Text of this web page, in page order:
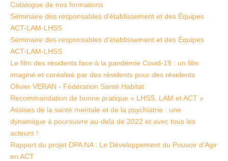
Catalogue de nos formations
Séminaire des responsables d’établissement et des Équipes
ACT-LAM-LHSS
Séminaire des responsables d’établissement et des Équipes
ACT-LAM-LHSS
Le film des résidents face à la pandémie Covid-19 : un film
imaginé et coréalisé par des résidents pour des résidents
Olivier VERAN - Fédération Santé Habitat
Recommandation de bonne pratique « LHSS, LAM et ACT »
Assises de la santé mentale et de la psychiatrie : une
dynamique à poursuivre au-delà de 2022 et avec tous les
acteurs !
Rapport du projet DPA NA : Le Développement du Pouvoir d’Agir
en ACT